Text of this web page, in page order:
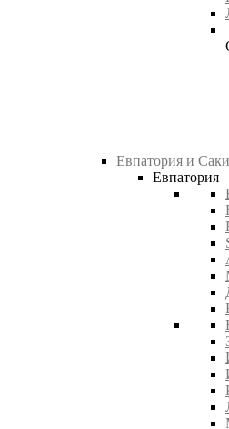
Евпатория и Саки
Евпатория